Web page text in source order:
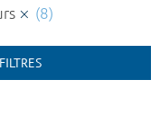
(8)